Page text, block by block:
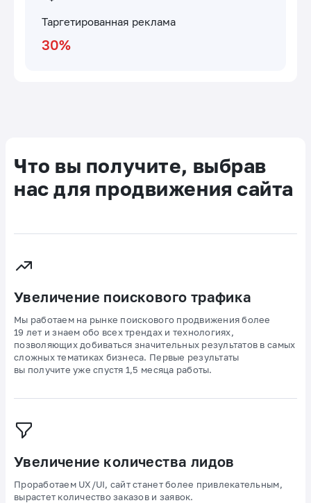
Таргетированная реклама
30%
Что вы получите, выбрав
нас для продвижения сайта
Увеличение поискового трафика
Мы работаем на рынке поискового продвижения более
19 лет и знаем обо всех трендах и технологиях,
позволяющих добиваться значительных результатов в самых
сложных тематиках бизнеса. Первые результаты
вы получите уже спустя 1,5 месяца работы.
Увеличение количества лидов
Проработаем UX/UI, сайт станет более привлекательным,
вырастет количество заказов и заявок.